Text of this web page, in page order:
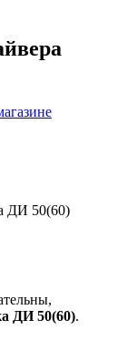
ДИ 50(60)
ДИ 50(60).